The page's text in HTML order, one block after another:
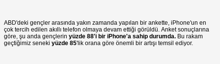
ABD'deki gençler arasında yakın zamanda yapılan bir ankette, iPhone'un en
çok tercih edilen akıllı telefon olmaya devam ettiği görüldü. Anket sonuçlarına
göre, şu anda gençlerin yüzde 88'i bir iPhone'a sahip durumda. Bu rakam
geçtiğimiz seneki yüzde 85'lik orana göre önemli bir artışı temsil ediyor.